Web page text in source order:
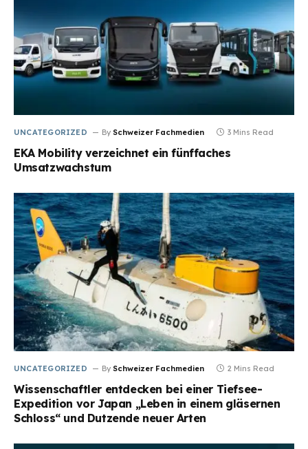
UNCATEGORIZED By Schweizer Fachmedien 3 Mins Read
EKA Mobility verzeichnet ein fünffaches
Umsatzwachstum
UNCATEGORIZED By Schweizer Fachmedien 2 Mins Read
Wissenschaftler entdecken bei einer Tiefsee-
Expedition vor Japan „Leben in einem gläsernen
Schloss“ und Dutzende neuer Arten